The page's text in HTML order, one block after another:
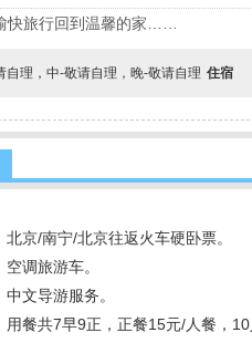
快旅行回到温馨的家……
自理，中-敬请自理，晚-敬请自理 住宿
北京/南宁/北京往返火车硬卧票。
调旅游车。
文导游服务。
用餐共7早9正，正餐15元/人餐， 10